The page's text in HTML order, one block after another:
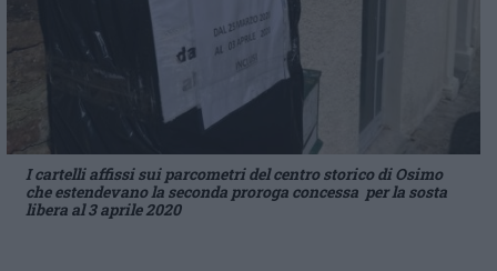
I cartelli affissi sui parcometri del centro storico di Osimo
che estendevano la seconda proroga concessa per la sosta
libera al 3 aprile 2020